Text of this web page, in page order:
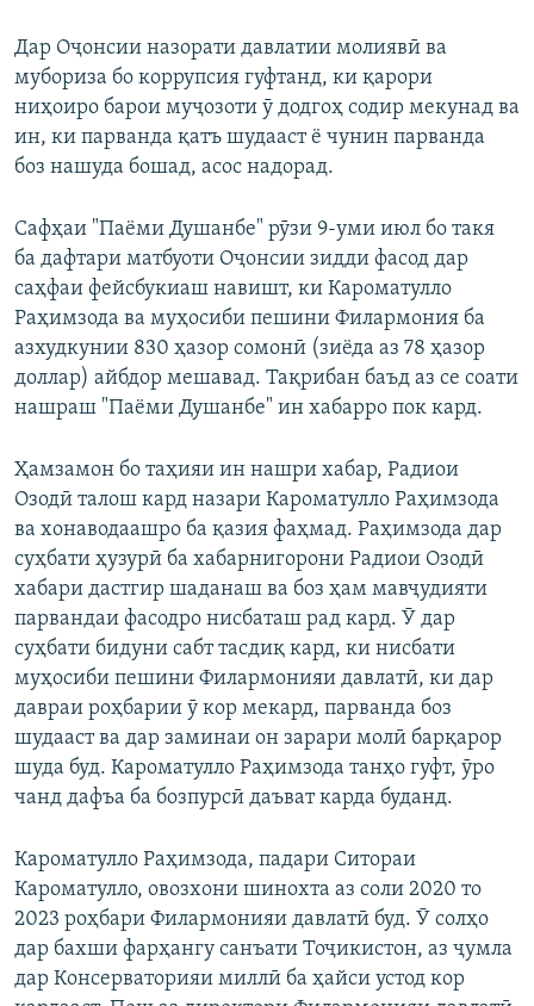
Дар Оҷонсии назорати давлатии молиявӣ ва
мубориза бо коррупсия гуфтанд, ки қарори
ниҳоиро барои муҷозоти ӯ додгоҳ содир мекунад ва
ин, ки парванда қатъ шудааст ё чунин парванда
боз нашуда бошад, асос надорад.
Сафҳаи "Паёми Душанбе" рӯзи 9-уми июл бо такя
ба дафтари матбуоти Оҷонсии зидди фасод дар
саҳфаи фейсбукиаш навишт, ки Кароматулло
Раҳимзода ва муҳосиби пешини Филармония ба
азхудкунии 830 ҳазор сомонӣ (зиёда аз 78 ҳазор
доллар) айбдор мешавад. Тақрибан баъд аз се соати
нашраш "Паёми Душанбе" ин хабарро пок кард.
Ҳамзамон бо таҳияи ин нашри хабар, Радиои
Озодӣ талош кард назари Кароматулло Раҳимзода
ва хонаводаашро ба қазия фаҳмад. Раҳимзода дар
суҳбати ҳузурӣ ба хабарнигорони Радиои Озодӣ
хабари дастгир шаданаш ва боз ҳам мавҷудияти
парвандаи фасодро нисбаташ рад кард. Ӯ дар
суҳбати бидуни сабт тасдиқ кард, ки нисбати
муҳосиби пешини Филармонияи давлатӣ, ки дар
давраи роҳбарии ӯ кор мекард, парванда боз
шудааст ва дар заминаи он зарари молӣ барқарор
шуда буд. Кароматулло Раҳимзода танҳо гуфт, ӯро
чанд дафъа ба бозпурсӣ даъват карда буданд.
Кароматулло Раҳимзода, падари Ситораи
Кароматулло, овозхони шинохта аз соли 2020 то
2023 роҳбари Филармонияи давлатӣ буд. Ӯ солҳо
дар бахши фарҳангу санъати Тоҷикистон, аз ҷумла
дар Консерваторияи миллӣ ба ҳайси устод кор